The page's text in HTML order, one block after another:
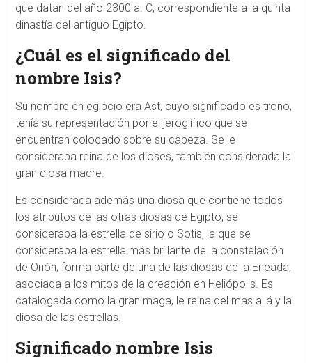
que datan del año 2300 a. C, correspondiente a la quinta
dinastía del antiguo Egipto.
¿Cuál es el significado del
nombre Isis?
Su nombre en egipcio era Ast, cuyo significado es trono,
tenía su representación por el jeroglífico que se
encuentran colocado sobre su cabeza. Se le
consideraba reina de los dioses, también considerada la
gran diosa madre.
Es considerada además una diosa que contiene todos
los atributos de las otras diosas de Egipto, se
consideraba la estrella de sirio o Sotis, la que se
consideraba la estrella más brillante de la constelación
de Orión, forma parte de una de las diosas de la Eneáda,
asociada a los mitos de la creación en Heliópolis. Es
catalogada como la gran maga, le reina del mas allá y la
diosa de las estrellas.
Significado nombre Isis